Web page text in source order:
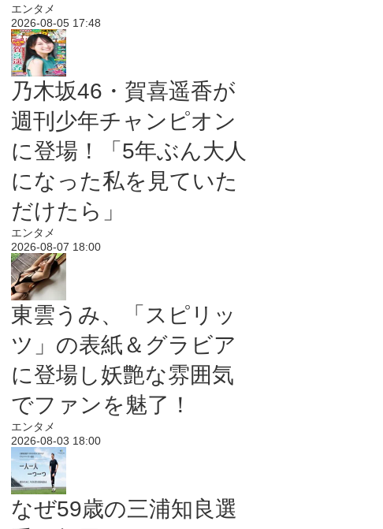
エンタメ
2026-08-05 17:48
乃木坂46・賀喜遥香が
週刊少年チャンピオン
に登場！「5年ぶん大人
になった私を見ていた
だけたら」
エンタメ
2026-08-07 18:00
東雲うみ、「スピリッ
ツ」の表紙＆グラビア
に登場し妖艶な雰囲気
でファンを魅了！
エンタメ
2026-08-03 18:00
なぜ59歳の三浦知良選